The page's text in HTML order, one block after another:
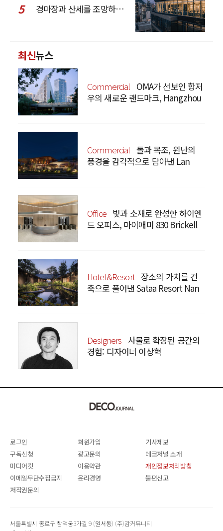
5 경마장과 산세를 조망하는 CCD Hong Kong Creative Center
최신뉴스
Commercial OMA가 선보인 항저
우의 새로운 랜드마크, Hangzhou
Commercial 돌과 목조, 윈난의
풍경을 감각적으로 담아낸 Lan
Office 빛과 소재로 완성한 하이엔
드 오피스, 마이애미 830 Brickell
Hotel&Resort 장소의 가치를 건
축으로 풀어낸 Sataa Resort Nan
Designers 사물로 확장된 공간의
경험: 디자이너 이상혁
로그인 회원가입
기사제보
구독신청
광고문의
데코저널 소개
미디어킷
이용약관
개인정보처리방침
이메일무단수집금지
윤리경영
불편신고
저작권문의
서울특별시 종로구 창덕궁3가길 9 (원서동) (주)감커뮤니티